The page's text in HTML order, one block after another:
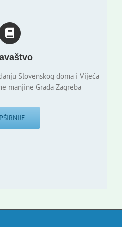
Slovenskog doma i Vijeća
manjine Grada Zagreba